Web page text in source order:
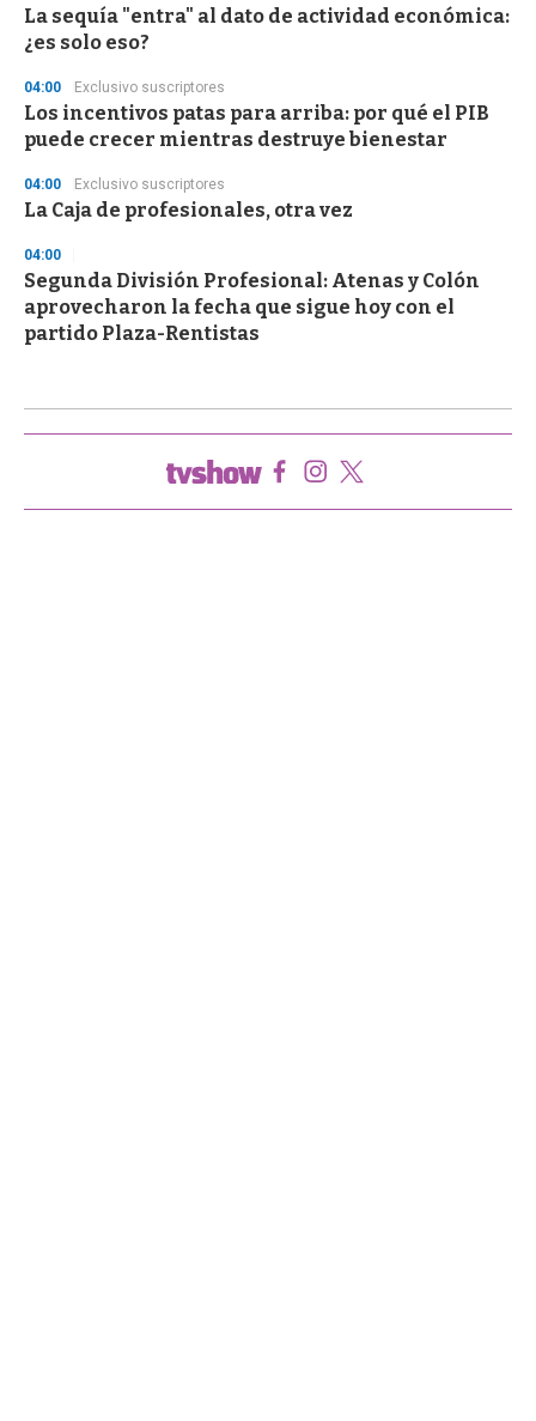
La sequía "entra" al dato de actividad económica:
¿es solo eso?
04:00 Exclusivo suscriptores
Los incentivos patas para arriba: por qué el PIB
puede crecer mientras destruye bienestar
04:00 Exclusivo suscriptores
La Caja de profesionales, otra vez
04:00
Segunda División Profesional: Atenas y Colón
aprovecharon la fecha que sigue hoy con el
partido Plaza-Rentistas